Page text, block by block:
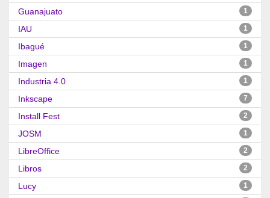
Guanajuato 1
IAU 1
Ibagué 1
Imagen 1
Industria 4.0 1
Inkscape 7
Install Fest 2
JOSM 1
LibreOffice 2
Libros 2
Lucy 1